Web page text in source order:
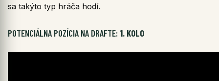
sa takýto typ hráča hodí.
POTENCIÁLNA POZÍCIA NA DRAFTE: 1. KOLO